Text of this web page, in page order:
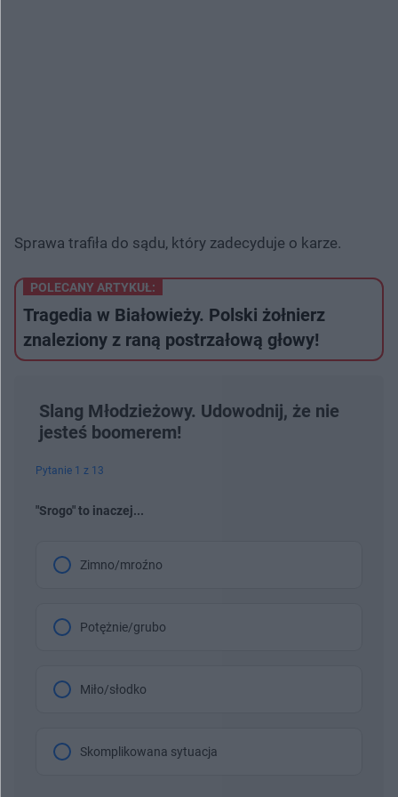
Sprawa trafiła do sądu, który zadecyduje o karze.
POLECANY ARTYKUŁ:
Tragedia w Białowieży. Polski żołnierz
znaleziony z raną postrzałową głowy!
Slang Młodzieżowy. Udowodnij, że nie
jesteś boomerem!
Pytanie 1 z 13
"Srogo" to inaczej...
Zimno/mroźno
Potężnie/grubo
Miło/słodko
Skomplikowana sytuacja